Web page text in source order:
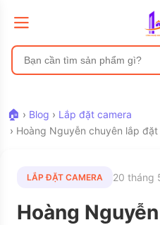
🏠 › Blog › Lắp đặt camera
› Hoàng Nguyễn chuyên lắp
LẮP ĐẶT CAMERA 20 tháng
Hoàng